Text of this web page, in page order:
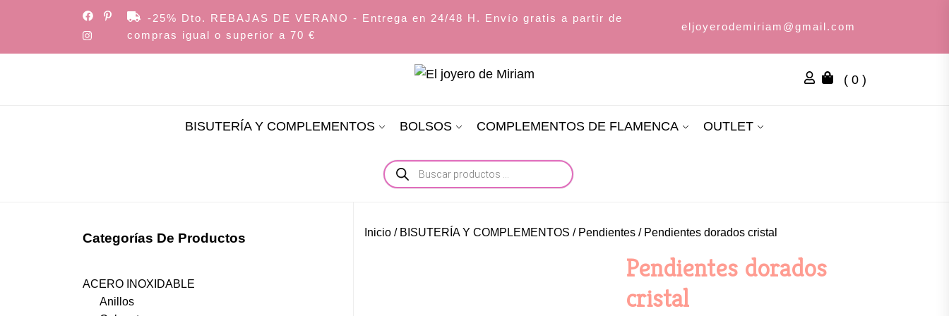
-25% Dto. REBAJAS DE VERANO - Entrega en 24/48 H. Envío gratis a partir de
compras igual o superior a 70 €
eljoyerodemiriam@gmail.com
joyero
Miriam
( 0 )
BISUTERÍA Y COMPLEMENTOS BOLSOS COMPLEMENTOS DE FLAMENCA OUTLET
Búsqueda
de
productos
Inicio / BISUTERÍA Y COMPLEMENTOS / Pendientes / Pendientes dorados cristal
Pendientes dorados
cristal
Categorías De Productos
ACERO INOXIDABLE
Anillos